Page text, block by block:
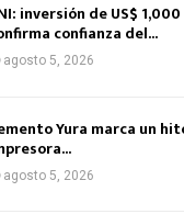
inversión de US$
confianza del...
agosto 5, 2026
Yura marca un
agosto 5, 2026